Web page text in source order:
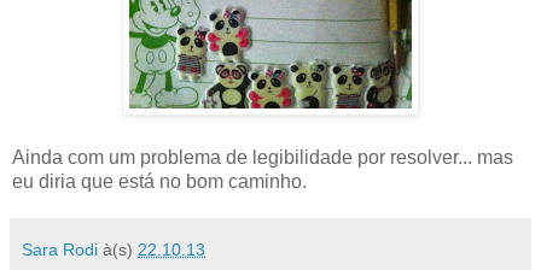
Ainda com um problema de legibilidade por resolver... mas
eu diria que está no bom caminho.
Sara Rodi à(s) 22.10.13